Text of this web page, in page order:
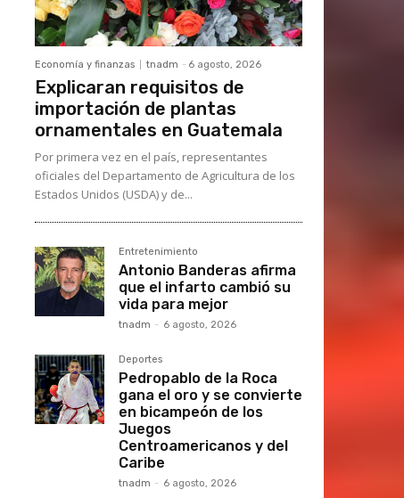
Economía y finanzas tnadm - 6 agosto, 2026
Explicaran requisitos de
importación de plantas
ornamentales en Guatemala
Por primera vez en el país, representantes
oficiales del Departamento de Agricultura de los
Estados Unidos (USDA) y de...
Entretenimiento
Antonio Banderas afirma
que el infarto cambió su
vida para mejor
tnadm - 6 agosto, 2026
Deportes
Pedropablo de la Roca
gana el oro y se convierte
en bicampeón de los
Juegos
Centroamericanos y del
Caribe
tnadm - 6 agosto, 2026